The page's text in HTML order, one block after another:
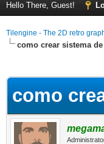
Hello There, Guest!
Tilengine - The 2D retro
como crear sistema
como